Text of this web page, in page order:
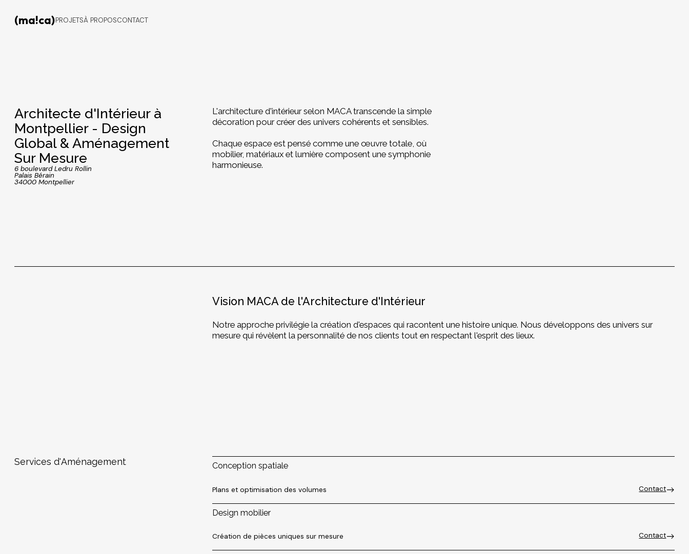
(ma!ca)PROJETSÀ PROPOSCONTACT
Architecte d'Intérieur à
Montpellier - Design
Global & Aménagement
Sur Mesure
6 boulevard Ledru Rollin
Palais Bérain
34000 Montpellier
L'architecture d'intérieur selon MACA transcende la simple
décoration pour créer des univers cohérents et sensibles.
Chaque espace est pensé comme une œuvre totale, où
mobilier, matériaux et lumière composent une symphonie
harmonieuse.
Vision MACA de l'Architecture d'Intérieur
Notre approche privilégie la création d'espaces qui racontent une histoire unique. Nous développons des univers sur
mesure qui révèlent la personnalité de nos clients tout en respectant l'esprit des lieux.
Services d'Aménagement Conception spatiale
Plans et optimisation des volumes Contact
Design mobilier
Création de pièces uniques sur mesure Contact